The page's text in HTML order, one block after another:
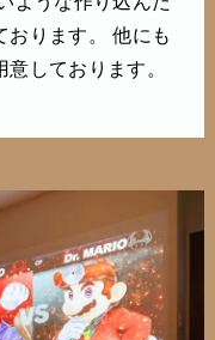
おります。 他にも
しております。